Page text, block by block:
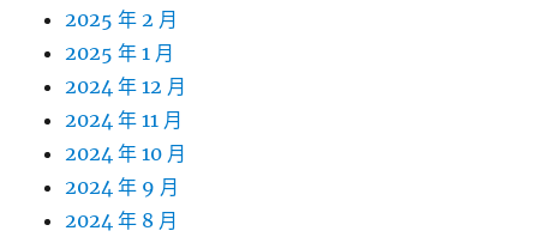
2025 年 2 月
2025 年 1 月
2024 年 12 月
2024 年 11 月
2024 年 10 月
2024 年 9 月
2024 年 8 月